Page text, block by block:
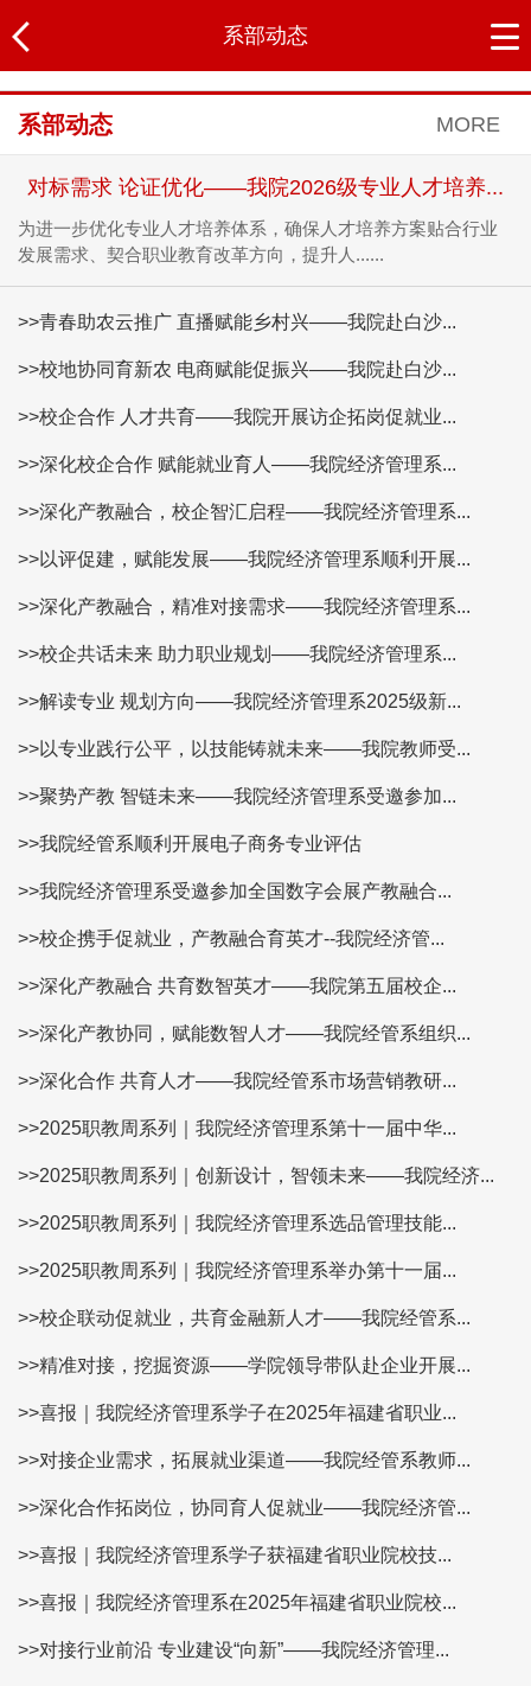
系部动态
系部动态 MORE
对标需求 论证优化——我院2026级专业人才培养...
为进一步优化专业人才培养体系，确保人才培养方案贴合行业
发展需求、契合职业教育改革方向，提升人......
>>青春助农云推广 直播赋能乡村兴——我院赴白沙...
>>校地协同育新农 电商赋能促振兴——我院赴白沙...
>>校企合作 人才共育——我院开展访企拓岗促就业...
>>深化校企合作 赋能就业育人——我院经济管理系...
>>深化产教融合，校企智汇启程——我院经济管理系...
>>以评促建，赋能发展——我院经济管理系顺利开展...
>>深化产教融合，精准对接需求——我院经济管理系...
>>校企共话未来 助力职业规划——我院经济管理系...
>>解读专业 规划方向——我院经济管理系2025级新...
>>以专业践行公平，以技能铸就未来——我院教师受...
>>聚势产教 智链未来——我院经济管理系受邀参加...
>>我院经管系顺利开展电子商务专业评估
>>我院经济管理系受邀参加全国数字会展产教融合...
>>校企携手促就业，产教融合育英才--我院经济管...
>>深化产教融合 共育数智英才——我院第五届校企...
>>深化产教协同，赋能数智人才——我院经管系组织...
>>深化合作 共育人才——我院经管系市场营销教研...
>>2025职教周系列｜我院经济管理系第十一届中华...
>>2025职教周系列｜创新设计，智领未来——我院经济...
>>2025职教周系列｜我院经济管理系选品管理技能...
>>2025职教周系列｜我院经济管理系举办第十一届...
>>校企联动促就业，共育金融新人才——我院经管系...
>>精准对接，挖掘资源——学院领导带队赴企业开展...
>>喜报｜我院经济管理系学子在2025年福建省职业...
>>对接企业需求，拓展就业渠道——我院经管系教师...
>>深化合作拓岗位，协同育人促就业——我院经济管...
>>喜报｜我院经济管理系学子获福建省职业院校技...
>>喜报｜我院经济管理系在2025年福建省职业院校...
>>对接行业前沿 专业建设“向新”——我院经济管理...